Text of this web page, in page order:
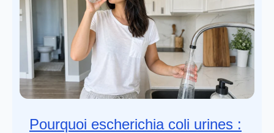
Pourquoi escherichia coli urines :